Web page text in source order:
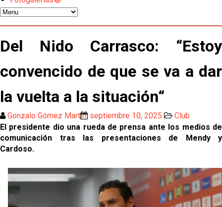
Atlético y Getafe agitan el mercado de LaLiga
Luis García Plaza: No sufrir ya es un paso adelante
El Sevilla FC plantea ampliar hasta cinco fichajes
Djibril Sow pone rumbo a Italia para firmar su nuevo
contrato con el Genoa
Kochorashvili, seria opción para reforzar el centro
del campo sevillista
Oso es el siguiente en la lista para salir
Del Nido Carrasco: “Estoy
convencido de que se va a dar
la vuelta a la situación“
Gonzalo Gómez Martín septiembre 10, 2025
Club
El presidente dio una rueda de prensa ante los medios de
comunicación tras las presentaciones de Mendy y
Cardoso.